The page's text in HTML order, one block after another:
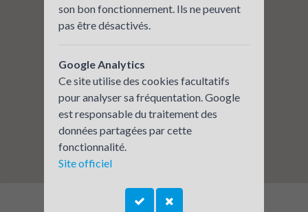
son bon fonctionnement. Ils ne peuvent
pas être désactivés.
Google Analytics
Ce site utilise des cookies facultatifs
pour analyser sa fréquentation. Google
est responsable du traitement des
données partagées par cette
fonctionnalité.
Site officiel